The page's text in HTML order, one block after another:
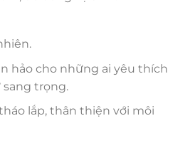
hảo cho những ai yêu thích
trọng.
lắp, thân thiện với môi